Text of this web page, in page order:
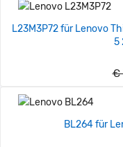
L23M3P72 für Lenovo
5
€
BL264 für